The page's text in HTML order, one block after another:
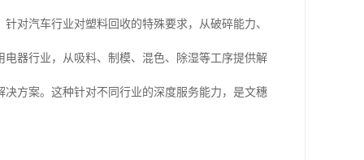
对汽车行业对塑料回收的特殊要求，从破碎能力、
器行业，从吸料、制模、混色、除湿等工序提供解
方案。这种针对不同行业的深度服务能力，是文穗